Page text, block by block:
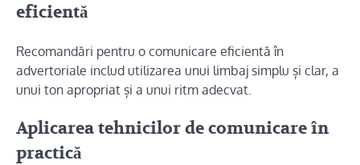
eficientă
Recomandări pentru o comunicare eficientă în
advertoriale includ utilizarea unui limbaj simplu și clar, a
unui ton apropriat și a unui ritm adecvat.
Aplicarea tehnicilor de comunicare în
practică